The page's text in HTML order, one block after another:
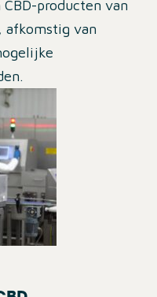
producten van
van